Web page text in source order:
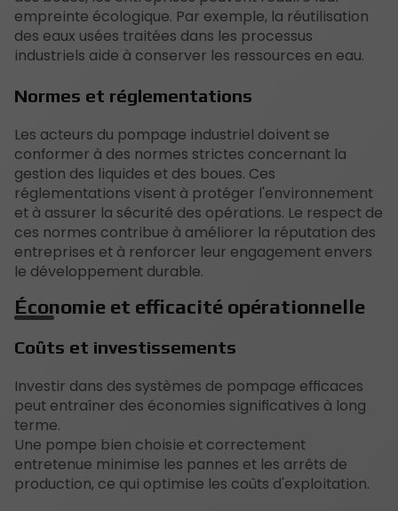
empreinte écologique. Par exemple, la réutilisation
des eaux usées traitées dans les processus
industriels aide à conserver les ressources en eau.
Normes et réglementations
Les acteurs du pompage industriel doivent se
conformer à des normes strictes concernant la
gestion des liquides et des boues. Ces
réglementations visent à protéger l'environnement
et à assurer la sécurité des opérations. Le respect de
ces normes contribue à améliorer la réputation des
entreprises et à renforcer leur engagement envers
le développement durable.
Économie et efficacité opérationnelle
Coûts et investissements
Investir dans des systèmes de pompage efficaces
peut entraîner des économies significatives à long
terme.
Une pompe bien choisie et correctement
entretenue minimise les pannes et les arrêts de
production, ce qui optimise les coûts d'exploitation.